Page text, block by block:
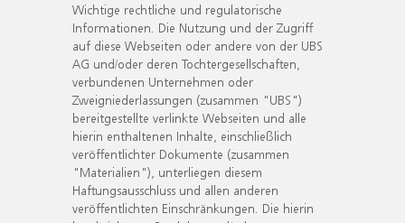
Wichtige rechtliche und regulatorische
Informationen. Die Nutzung und der Zugriff
auf diese Webseiten oder andere von der UBS
AG und/oder deren Tochtergesellschaften,
verbundenen Unternehmen oder
Zweigniederlassungen (zusammen "UBS")
bereitgestellte verlinkte Webseiten und alle
hierin enthaltenen Inhalte, einschließlich
veröffentlichter Dokumente (zusammen
"Materialien"), unterliegen diesem
Haftungsausschluss und allen anderen
veröffentlichten Einschränkungen. Die hierin